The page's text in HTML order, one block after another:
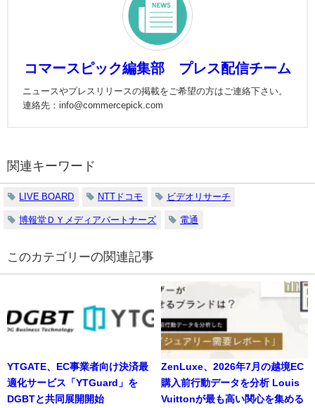
コマースピック編集部 プレス配信チーム
ニュースやプレスリリースの掲載をご希望の方はご連絡下さい。
連絡先：info@commercepick.com
関連キーワード
LIVE BOARD NTTドコモ ビデオリサーチ
博報堂ＤＹメディアパートナーズ 電通
の関連記事
YTGATE、EC事業者向け決済最
適化サービス「YTGuard」を
DGBTと共同展開開始
ZenLuxe、2026年7月の越境EC
購入前行動データを分析 Louis
Vuittonが最も高い関心を集める